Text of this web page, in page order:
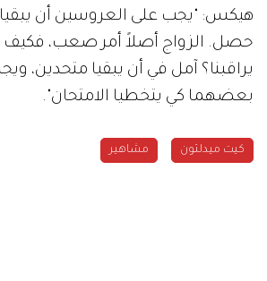
هيكس: "يجب على العروسين أن
حصل. الزواج أصلاً أمر صعب، فكيف
يراقبنا؟ آمل في أن يبقيا متحدين،
بعضهما كي يتخطيا الامتحان".
كيت ميدلتون مشاهير